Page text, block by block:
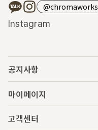
@chromaworks
Instagram
공지사항
마이페이지
고객센터